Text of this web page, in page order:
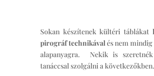
Sokan készítenek kültéri táblákat
pirográf technikávalés nem mindig
alapanyagra. Nekik is
tanáccsal szolgálni a következőkben.